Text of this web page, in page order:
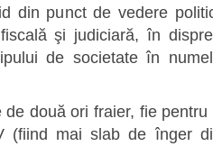
din punct de vedere
şi judiciară, în
de societate în
două ori fraier, fie
(fiind mai slab de înger